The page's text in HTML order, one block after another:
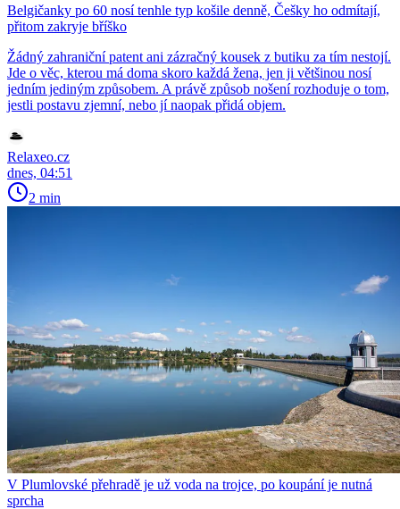
Belgičanky po 60 nosí tenhle typ košile denně, Češky ho odmítají,
přitom zakryje bříško
Žádný zahraniční patent ani zázračný kousek z butiku za tím nestojí.
Jde o věc, kterou má doma skoro každá žena, jen ji většinou nosí
jedním jediným způsobem. A právě způsob nošení rozhoduje o tom,
jestli postavu zjemní, nebo jí naopak přidá objem.
Relaxeo.cz
dnes, 04:51
2 min
V Plumlovské přehradě je už voda na trojce, po koupání je nutná
sprcha